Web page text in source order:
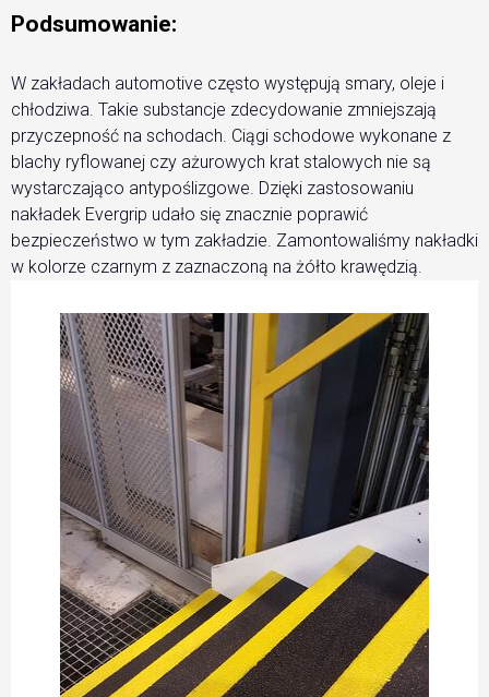
Podsumowanie:
W zakładach automotive często występują smary, oleje i
chłodziwa. Takie substancje zdecydowanie zmniejszają
przyczepność na schodach. Ciągi schodowe wykonane z
blachy ryflowanej czy ażurowych krat stalowych nie są
wystarczająco antypoślizgowe. Dzięki zastosowaniu
nakładek Evergrip udało się znacznie poprawić
bezpieczeństwo w tym zakładzie. Zamontowaliśmy nakładki
w kolorze czarnym z zaznaczoną na żółto krawędzią.